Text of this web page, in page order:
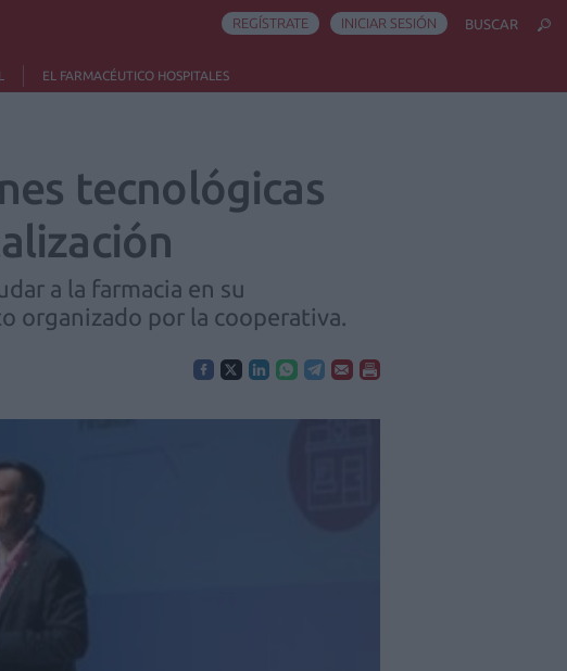
EL FARMACÉUTICO HOSPITALES
REGÍSTRATE INICIAR SESIÓN BUSCAR
tecnológicas
a la farmacia en su
organizado por la cooperativa.